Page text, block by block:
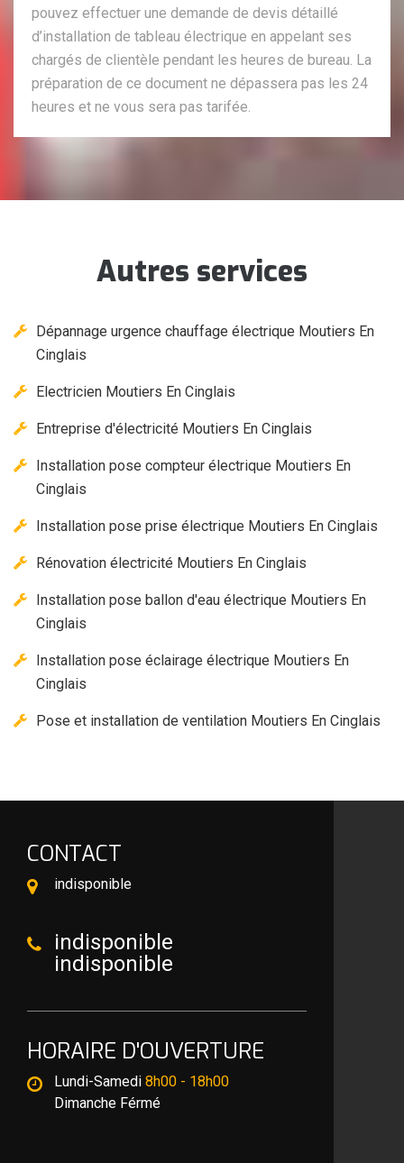
pouvez effectuer une demande de devis détaillé
d’installation de tableau électrique en appelant ses
chargés de clientèle pendant les heures de bureau. La
préparation de ce document ne dépassera pas les 24
heures et ne vous sera pas tarifée.
Autres services
Dépannage urgence chauffage électrique Moutiers En
Cinglais
Electricien Moutiers En Cinglais
Entreprise d'électricité Moutiers En Cinglais
Installation pose compteur électrique Moutiers En
Cinglais
Installation pose prise électrique Moutiers En Cinglais
Rénovation électricité Moutiers En Cinglais
Installation pose ballon d'eau électrique Moutiers En
Cinglais
Installation pose éclairage électrique Moutiers En
Cinglais
Pose et installation de ventilation Moutiers En Cinglais
CONTACT
indisponible
indisponible
indisponible
HORAIRE D'OUVERTURE
Lundi-Samedi 8h00 - 18h00
Dimanche Férmé